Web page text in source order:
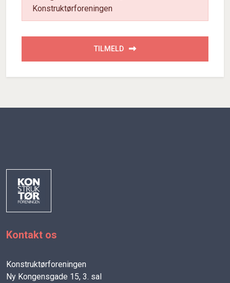
Konstruktørforeningen
TILMELD
Kontakt os
Konstruktørforeningen
Ny Kongensgade 15, 3. sal